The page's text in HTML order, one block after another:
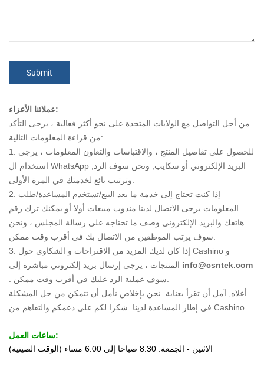
عملائنا الأعزاء:
من أجل التواصل مع الولايات المتحدة على نحو أكثر فعالية ، يرجى التأكد
من قراءة المعلومات التالية:
1. للحصول على تفاصيل المنتج ، والاقتباسات والتعاون المعلومات ، يرجى
استخدام ال WhatsApp ,البريد الإلكتروني أو سكايب, ونحن سوف الرد
2. إذا كنت تحتاج إلى خدمة ما بعد البيع/تستخدم المساعدة/طلب
المعلومات يرجى الاتصال لدينا مندوب مبيعات أولا أو يمكنك ترك رقم
هاتفك والبريد الإلكتروني وصف ما تحتاجه على رسالة المجلس ، ونحن
3. إذا كان لديك المزيد من الاقتراحات و الشكاوى حول Cashino و
المنتجات ، يرجى إرسال بريد إلكتروني مباشرة إلى info@csntek.com
أعلاه, آمل أن تقرأ بعناية. نحن بإخلاص نأمل أن تتمكن من حل المشكلة
في إطار المساعدة لدينا. شكرا لكم على دعمكم والتفاهم من Cashino.
ساعات العمل:
الاثنين - الجمعة: 8:30 صباحا إلى 6:00 مساء (الوقت الصينية)